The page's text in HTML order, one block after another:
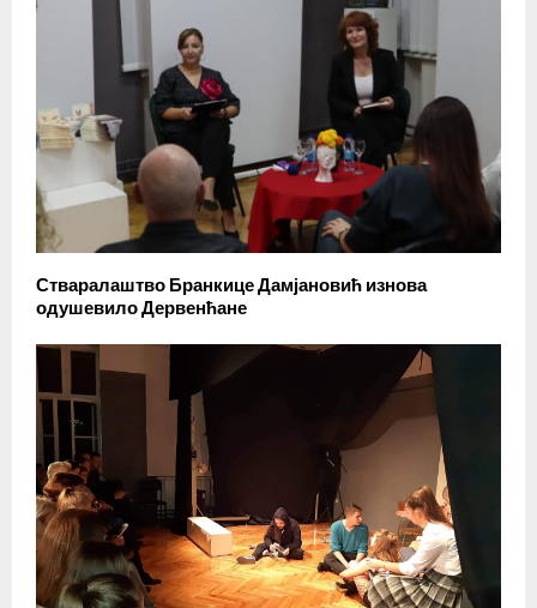
Стваралаштво Бранкице Дамјановић изнова
одушевило Дервенћане